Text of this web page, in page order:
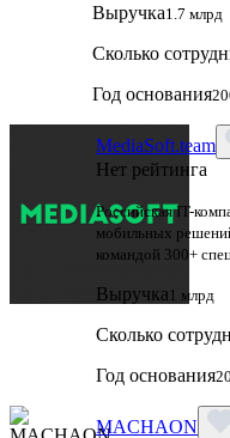
Выручка1.7 млрд
Сколько
Год основания
MediaSoft.team
Нет рейтинга
Российская IT-
мобильных
командой 300+
Выручка 1 млрд
Сколько
Год основания
MACHAON